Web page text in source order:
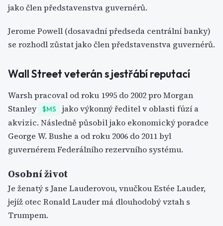
jako člen představenstva guvernérů.
Jerome Powell (dosavadní předseda centrální banky)
se rozhodl zůstat jako člen představenstva guvernérů.
Wall Street veterán s jestřábí reputací
Warsh pracoval od roku 1995 do 2002 pro Morgan
Stanley
$MS
jako výkonný ředitel v oblasti fúzí a
akvizic. Následně působil jako ekonomický poradce
George W. Bushe a od roku 2006 do 2011 byl
guvernérem Federálního rezervního systému.
Osobní život
Je ženatý s Jane Lauderovou, vnučkou Estée Lauder,
jejíž otec Ronald Lauder má dlouhodobý vztah s
Trumpem.